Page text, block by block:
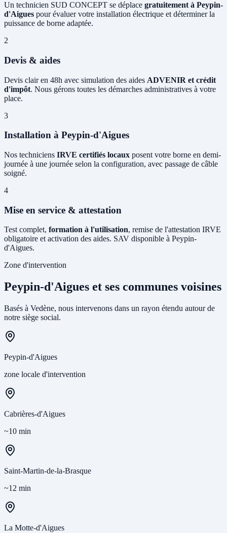
Un technicien SUD CONCEPT se déplace gratuitement à Peypin-
d'Aigues pour évaluer votre installation électrique et déterminer la
puissance de borne adaptée.
2
Devis & aides
Devis clair en 48h avec simulation des aides ADVENIR et crédit
d'impôt. Nous gérons toutes les démarches administratives à votre
place.
3
Installation à Peypin-d'Aigues
Nos techniciens IRVE certifiés locaux posent votre borne en demi-
journée à une journée selon la configuration, avec passage de câble
soigné.
4
Mise en service & attestation
Test complet, formation à l'utilisation, remise de l'attestation IRVE
obligatoire et activation des aides. SAV disponible à Peypin-
d'Aigues.
Zone d'intervention
Peypin-d'Aigues et ses communes voisines
Basés à Vedène, nous intervenons dans un rayon étendu autour de
notre siège social.
Peypin-d'Aigues
zone locale d'intervention
Cabrières-d'Aigues
~10 min
Saint-Martin-de-la-Brasque
~12 min
La Motte-d'Aigues